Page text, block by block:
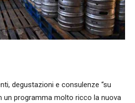
degustazioni e consulenze “su
un programma molto ricco la nuova